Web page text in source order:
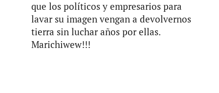
que los políticos y empresarios para
lavar su imagen vengan a devolvernos
tierra sin luchar años por ellas.
Marichiwew!!!